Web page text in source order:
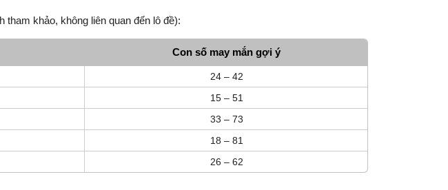
khảo, không liên quan đến lô đề):
Con số may mắn gợi ý
24 – 42
15 – 51
33 – 73
18 – 81
26 – 62